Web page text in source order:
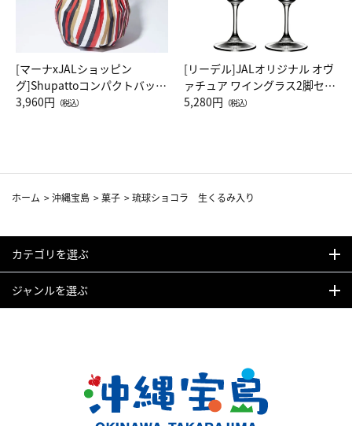
[マーナxJALショッピン
グ]Shupattoコンパクトバッグ
Drop JAL客室乗務員（LC）ス
3,960円 （税込）
[リーデル]JALオリジナル オヴ
ァチュア ワイングラス2脚セッ
ト（レッドワイン）
5,280円 （税込）
ホーム >沖縄宝島 >菓子 >琉球ショコラ 生くるみ入り
カテゴリを選ぶ
ジャンルを選ぶ